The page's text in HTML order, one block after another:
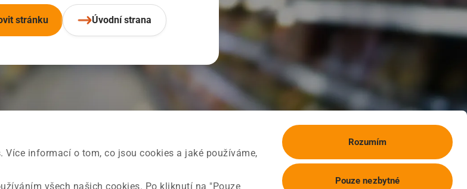
Více informací o tom, co jsou cookies a jaké používáme,
všech našich cookies. Po kliknutí na "Pouze
Rozumím
Pouze nezbytné
stránku Úvodní strana